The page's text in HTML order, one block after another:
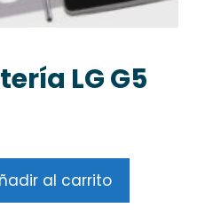
LG G5
al carrito